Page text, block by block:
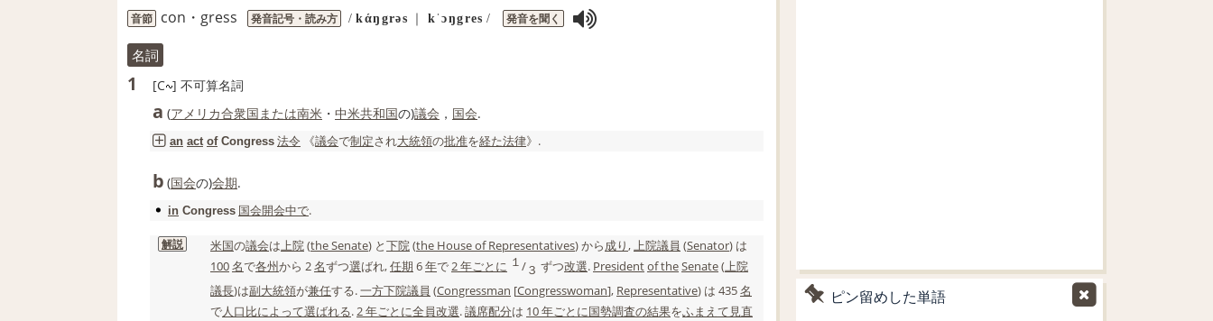
音節 con・gress 発音記号・読み方 / kάŋgrəs kˈɔŋgres / 発音を聞く
名詞
1 [C ] 不可算名詞
a (アメリカ合衆国 または南米 ・ 中米共和国の)議会 ， 国会.
an act of Congress 法令 《議会で制定され大統領の批准を経た法律》.
b (国会の)会期.
in Congress 国会開会中で.
解説 米国の議会は上院(the Senate) と下院(the House of Representatives) から成り,上院議員 (Senator) は
100名で各州から 2名ずつ選ばれ,任期 6年で2 年ごとに １/３ ずつ改選. Presidentof theSenate(上院
議長)は副大統領が兼任する.一方下院議員 (Congressman [Congresswoman], Representative) は 435名
で人口比によって選ばれる.2 年ごとに全員改選.議席配分は 10 年ごとに国勢調査の結果をふまえて見直
ピン留めした単語